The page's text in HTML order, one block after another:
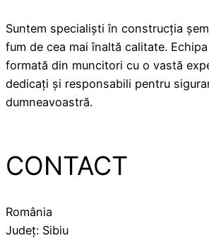
Suntem specialiști în construcția
fum de cea mai înaltă calitate.
formată din muncitori cu o vastă
dedicați și responsabili pentru
dumneavoastră.
CONTACT
România
Județ: Sibiu